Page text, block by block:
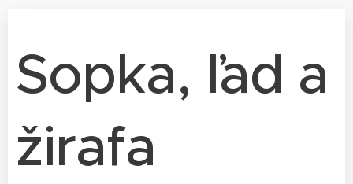
Sopka, ľad a
žirafa